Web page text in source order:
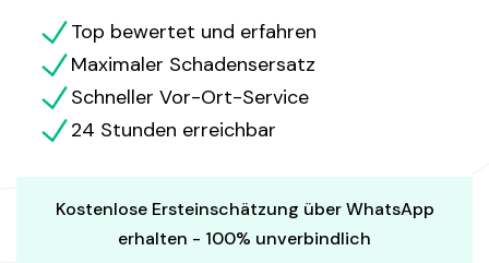
Top bewertet und erfahren
Maximaler Schadensersatz
Schneller Vor-Ort-Service
24 Stunden erreichbar
Kostenlose Ersteinschätzung über WhatsApp
erhalten - 100% unverbindlich